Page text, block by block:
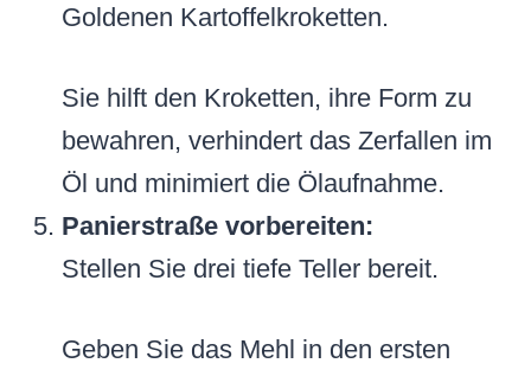
Goldenen Kartoffelkroketten.
Sie hilft den Kroketten, ihre Form zu
bewahren, verhindert das Zerfallen im
Öl und minimiert die Ölaufnahme.
Panierstraße vorbereiten:
Stellen Sie drei tiefe Teller bereit.
Geben Sie das Mehl in den ersten